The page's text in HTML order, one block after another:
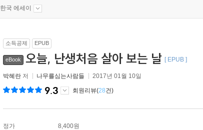
한국 에세이
소득공제 EPUB
eBook 오늘, 난생처음 살아 보는 날 [ EPUB ]
박혜란 저 나무를심는사람들 2017년 01월 10일
9.3 회원리뷰(28건)
정가 8,400원